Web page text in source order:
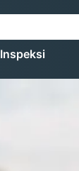
Inspeksi